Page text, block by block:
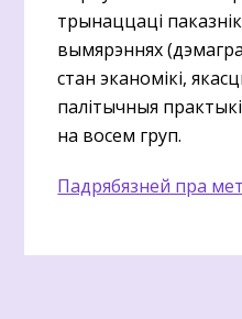
трынаццаці
вымярэннях
стан эканомікі,
палітычныя
на восем груп.
Падрябязней пра